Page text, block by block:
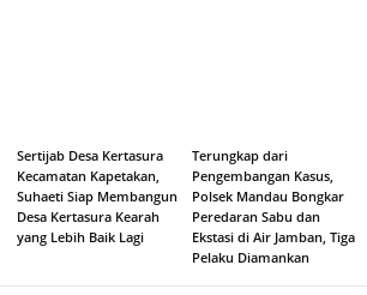
Sertijab Desa Kertasura
Kecamatan Kapetakan,
Suhaeti Siap Membangun
Desa Kertasura Kearah
yang Lebih Baik Lagi
Terungkap dari
Pengembangan Kasus,
Polsek Mandau Bongkar
Peredaran Sabu dan
Ekstasi di Air Jamban, Tiga
Pelaku Diamankan